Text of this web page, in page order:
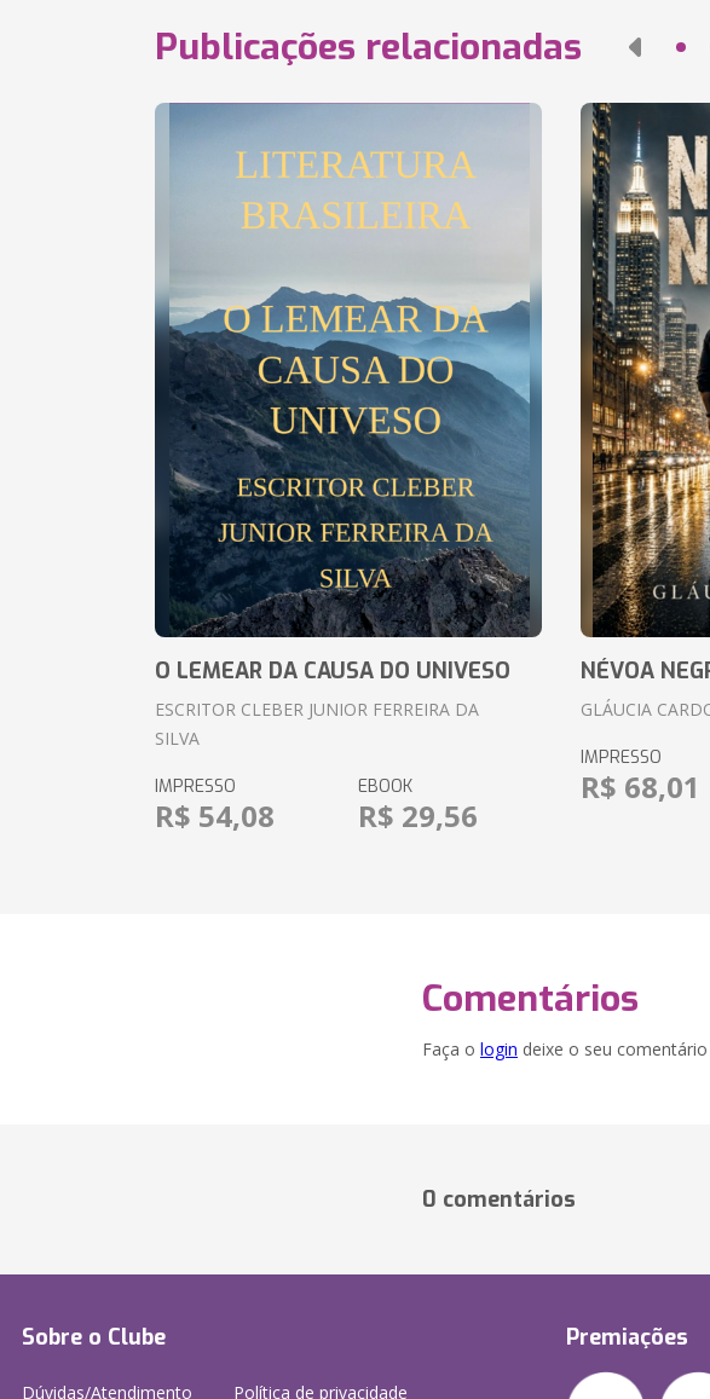
Publicações relacionadas
O LEMEAR DA CAUSA DO UNIVESO
ESCRITOR CLEBER JUNIOR FERREIRA DA
SILVA
IMPRESSO
R$ 54,08
EBOOK
R$ 29,56
NÉVOA
GLÁUCIA
IMPRESSO
R$ 68,01
Comentários
Faça o login deixe o seu
0 comentários
Sobre o Clube
Dúvidas/Atendimento Política de privacidade
Premiações